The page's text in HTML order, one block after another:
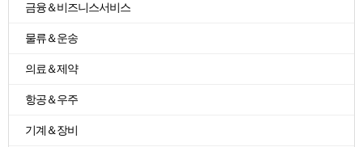
금융＆비즈니스서비스
물류＆운송
의료＆제약
항공＆우주
기계＆장비